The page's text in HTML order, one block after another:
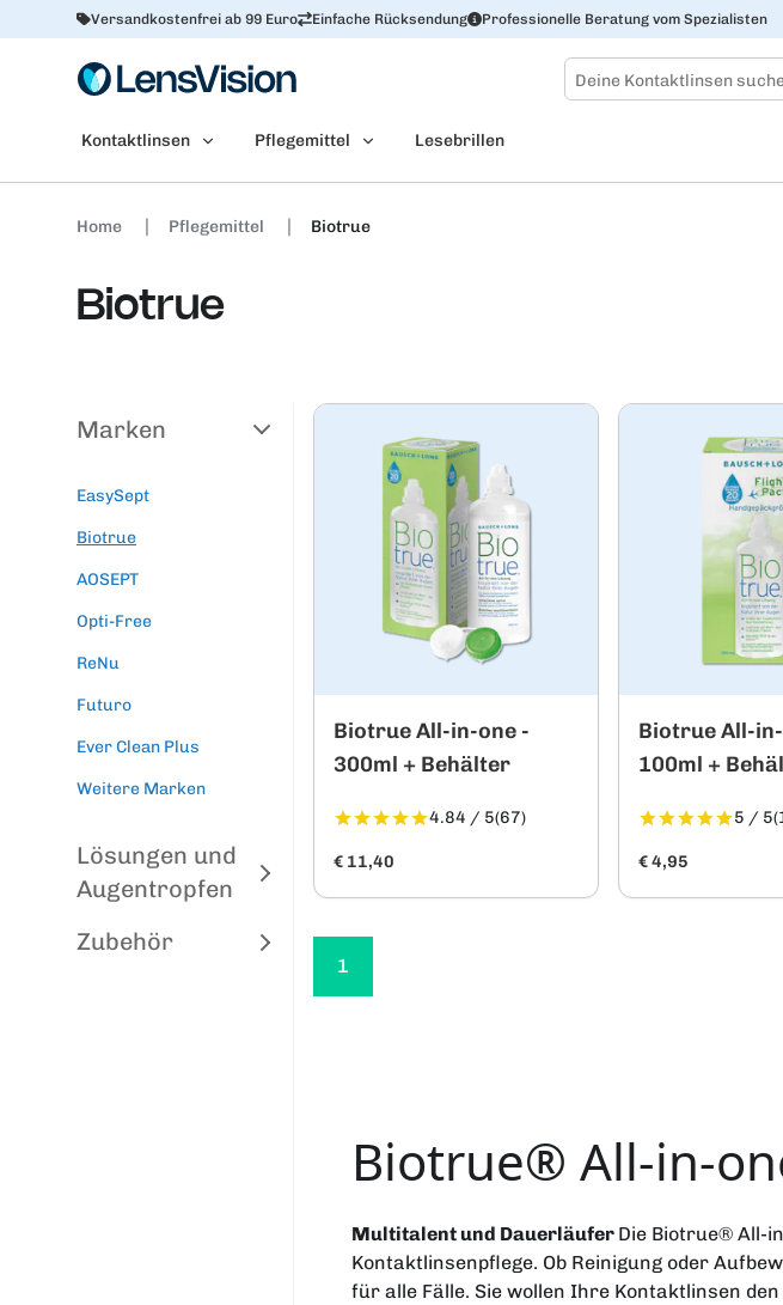
Versandkostenfrei ab 99 Euro Einfache Rücksendung Professionelle Beratung vom Spezialisten
Kontaktlinsen Pflegemittel Lesebrillen
Home Pflegemittel Biotrue
Biotrue
Marken
EasySept
Biotrue
AOSEPT
Opti-Free
ReNu
Futuro
Ever Clean Plus
Weitere Marken
Lösungen und
Augentropfen
Zubehör
Biotrue All-in-one -
300ml + Behälter
4.84 / 5(67)
€ 11,40
Biotrue All-
100ml +
5 / 5
€ 4,95
1
Biotrue® All-in-
Multitalent und Dauerläufer Die Biotrue® All-
Kontaktlinsenpflege. Ob Reinigung oder
für alle Fälle. Sie wollen Ihre Kontaktlinsen